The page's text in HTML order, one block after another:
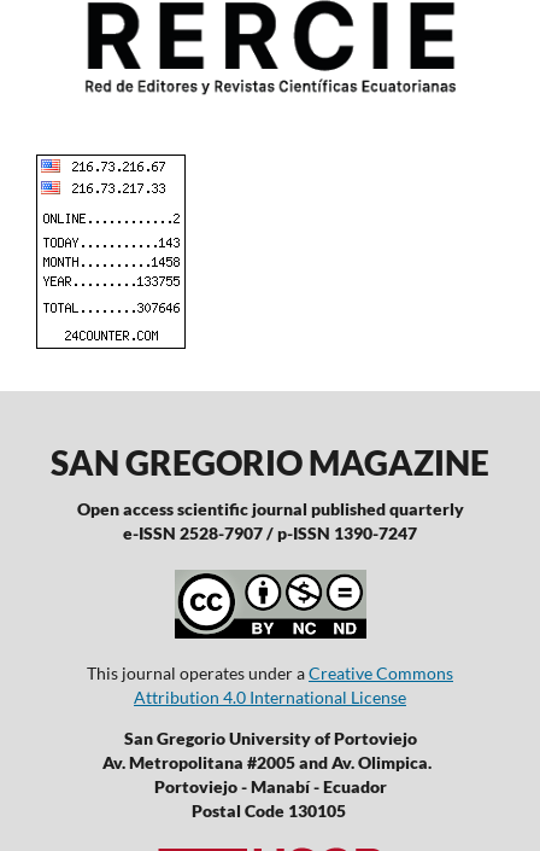
SAN GREGORIO MAGAZINE
Open access scientific journal published quarterly
e-ISSN 2528-7907 / p-ISSN 1390-7247
This journal operates under aCreative Commons
Attribution 4.0 International License
San Gregorio University of Portoviejo
Av. Metropolitana #2005 and Av. Olimpica.
Portoviejo - Manabí - Ecuador
Postal Code 130105